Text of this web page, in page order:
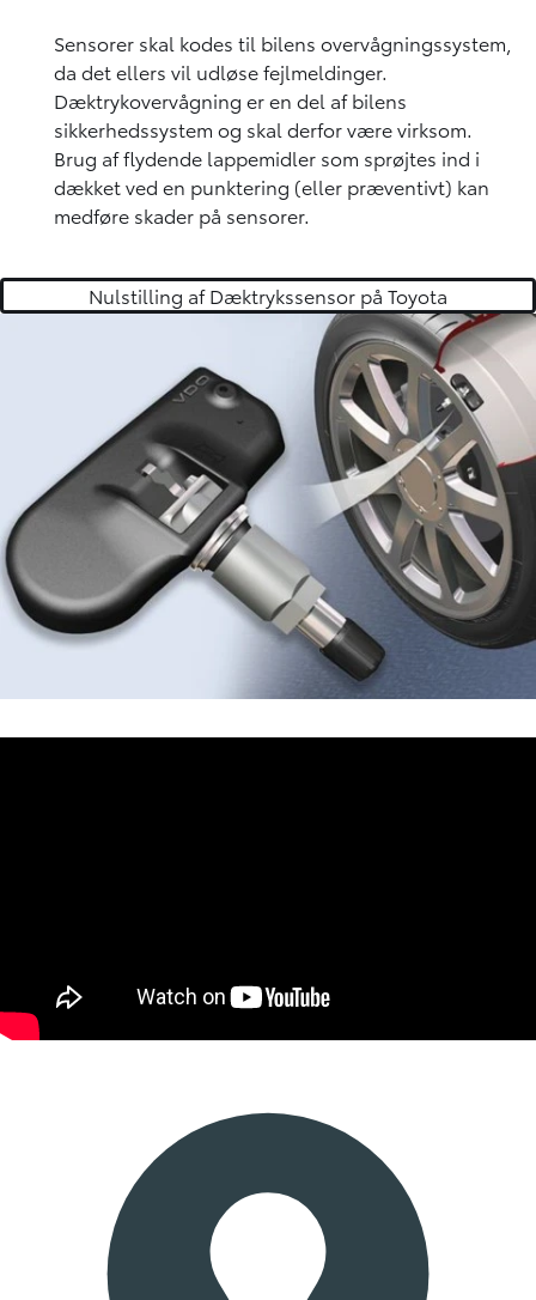
Sensorer skal kodes til bilens overvågningssystem,
da det ellers vil udløse fejlmeldinger.
Dæktrykovervågning er en del af bilens
sikkerhedssystem og skal derfor være virksom.
Brug af flydende lappemidler som sprøjtes ind i
dækket ved en punktering (eller præventivt) kan
medføre skader på sensorer.
Nulstilling af Dæktrykssensor på Toyota